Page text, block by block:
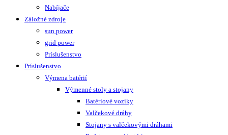
Nabíjače
Záložné zdroje
sun power
grid power
Príslušenstvo
Príslušenstvo
Výmena batérií
Výmenné stoly a stojany
Batériové vozíky
Valčekové dráhy
Stojany s valčekovými dráhami